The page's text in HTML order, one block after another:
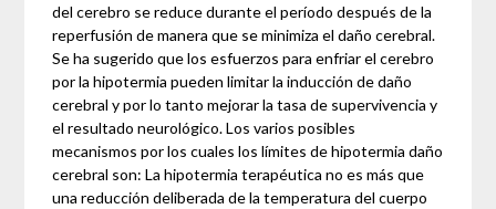
del cerebro se reduce durante el período después de la
reperfusión de manera que se minimiza el daño cerebral.
Se ha sugerido que los esfuerzos para enfriar el cerebro
por la hipotermia pueden limitar la inducción de daño
cerebral y por lo tanto mejorar la tasa de supervivencia y
el resultado neurológico. Los varios posibles
mecanismos por los cuales los límites de hipotermia daño
cerebral son: La hipotermia terapéutica no es más que
una reducción deliberada de la temperatura del cuerpo